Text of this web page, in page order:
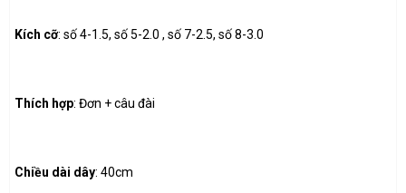
Kích cỡ: số 4-1.5, số 5-2.0 , số 7-2.5, số 8-3.0
Thích hợp: Đơn + câu đài
Chiều dài dây: 40cm